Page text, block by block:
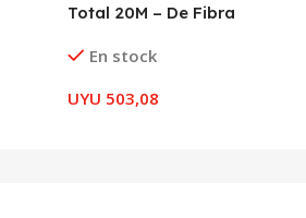
Total 20M – De Fibra
En stock
UYU 503,08